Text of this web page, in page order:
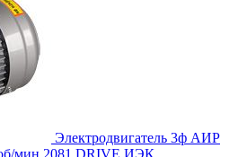
Электродвигатель 3ф АИР
мин 2081 DRIVE ИЭК